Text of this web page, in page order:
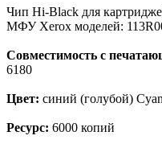
Чип Hi-Black для
МФУ Xerox моделей:
Совместимость с
6180
Цвет: синий (голубой) Cyan
Ресурс: 6000 копий